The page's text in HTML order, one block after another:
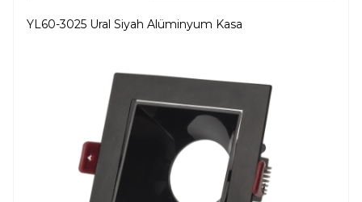
YL60-3025 Ural Siyah Alüminyum Kasa